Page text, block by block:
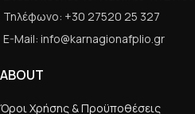
Τηλέφωνο: +30 27520 25 327
E-Mail: info@karnagionafplio.gr
ABOUT
Όροι Χρήσης & Προϋποθέσεις